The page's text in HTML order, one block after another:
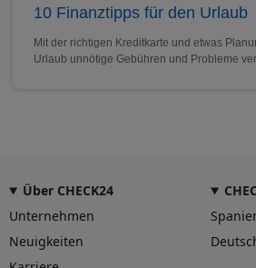
10 Finanztipps für den Urlaub
Mit der richtigen Kreditkarte und etwas
Urlaub unnötige Gebühren und Probleme
Über CHECK24
Unternehmen
Neuigkeiten